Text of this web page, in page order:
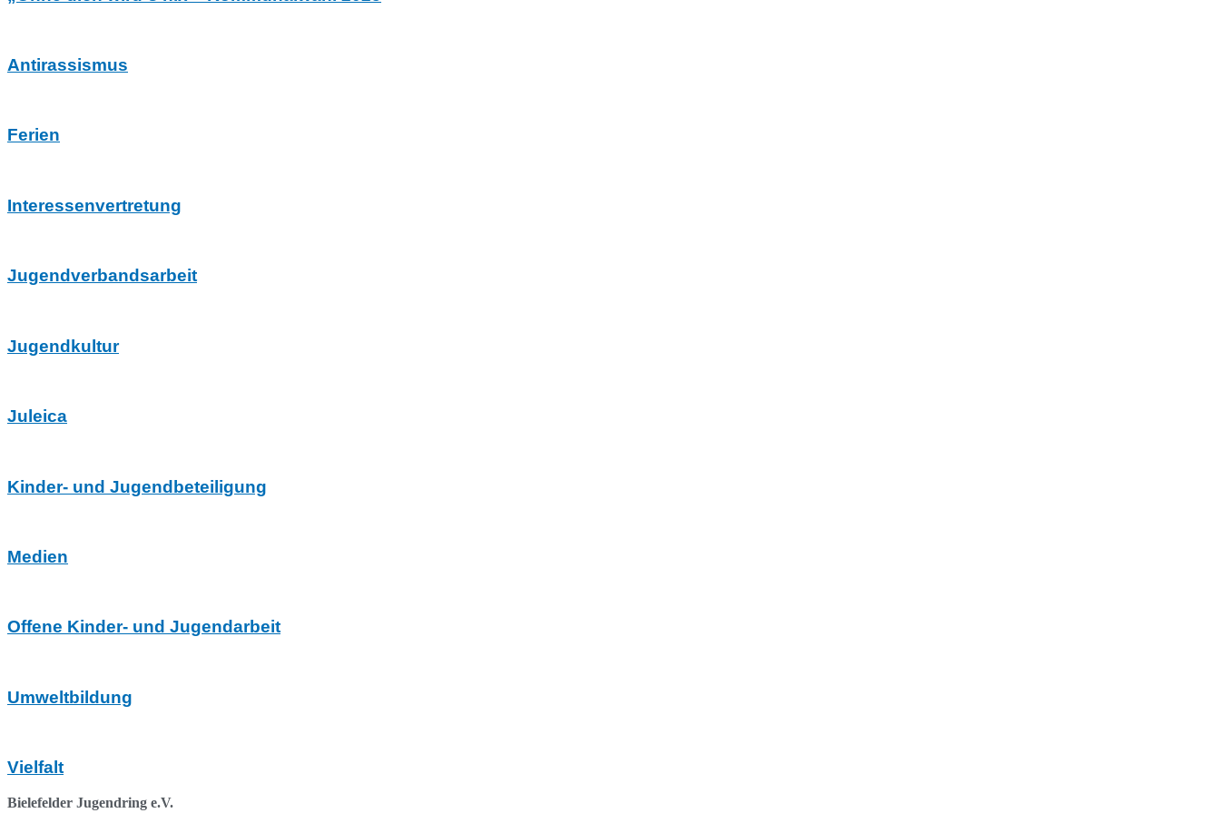
Antirassismus
Ferien
Interessenvertretung
Jugend­verbands­arbeit
Jugendkultur
Juleica
Kinder- und Jugendbeteiligung
Medien
Offene Kinder- und Jugendarbeit
Umweltbildung
Vielfalt
Bielefelder Jugendring e.V.